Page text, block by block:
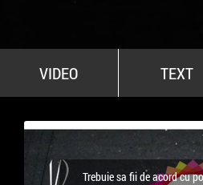
VIDEO TEXT
Trebuie sa fii de acord cu